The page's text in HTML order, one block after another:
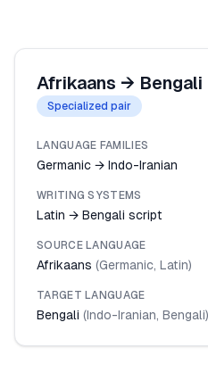
Afrikaans → Bengali
Specialized pair
LANGUAGE FAMILIES
Germanic → Indo-Iranian
WRITING SYSTEMS
Latin → Bengali script
SOURCE LANGUAGE
Afrikaans (Germanic, Latin)
TARGET LANGUAGE
Bengali (Indo-Iranian, Bengali)